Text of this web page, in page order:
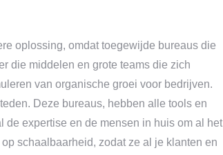
oplossing, omdat toegewijde bureaus die
die middelen en grote teams die zich
van organische groei voor bedrijven.
Deze bureaus, hebben alle tools en
expertise en de mensen in huis om al het
schaalbaarheid, zodat ze al je klanten en